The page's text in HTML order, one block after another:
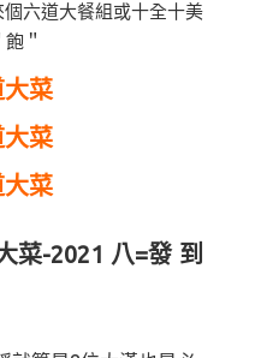
六道大餐組或十全十美
＂
菜
菜
菜
菜-2021 八=發 到